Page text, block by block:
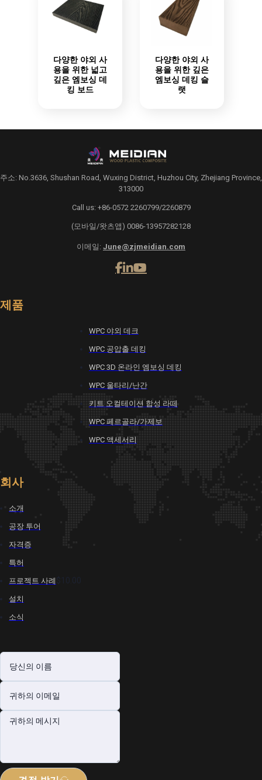
다양한 야외 사
용을 위한 넓고
깊은 엠보싱 데
킹 보드
다양한 야외 사
용을 위한 깊은
엠보싱 데킹 슬
랫
주소: No.3636, Shushan Road, Wuxing District, Huzhou City, Zhejiang Province,
313000
Call us: +86-0572 2260799/2260879
(모바일/왓츠앱) 0086-13957282128
이메일: June@zjmeidian.com
제품
WPC 야외 데크
WPC 공압출 데킹
WPC 3D 온라인 엠보싱 데킹
WPC 울타리/난간
키트 오컬테이션 합성 라떼
WPC 페르골라/가제보
WPC 액세서리
회사
소개
공장 투어
자격증
특허
프로젝트 사례 $10.00
설치
소식